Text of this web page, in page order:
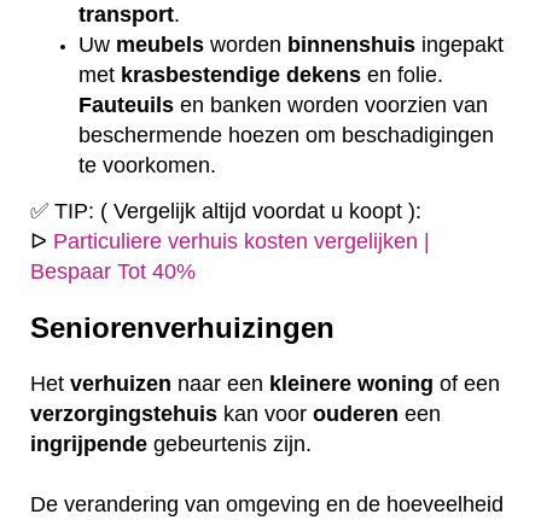
transport.
Uw meubels worden binnenshuis ingepakt
met krasbestendige dekens en folie.
Fauteuils en banken worden voorzien van
beschermende hoezen om beschadigingen
te voorkomen.
✅ TIP: ( Vergelijk altijd voordat u koopt ):
ᐅ Particuliere verhuis kosten vergelijken |
Bespaar Tot 40%
Seniorenverhuizingen
Het verhuizen naar een kleinere woning of een
verzorgingstehuis kan voor ouderen een
ingrijpende gebeurtenis zijn.
De verandering van omgeving en de hoeveelheid